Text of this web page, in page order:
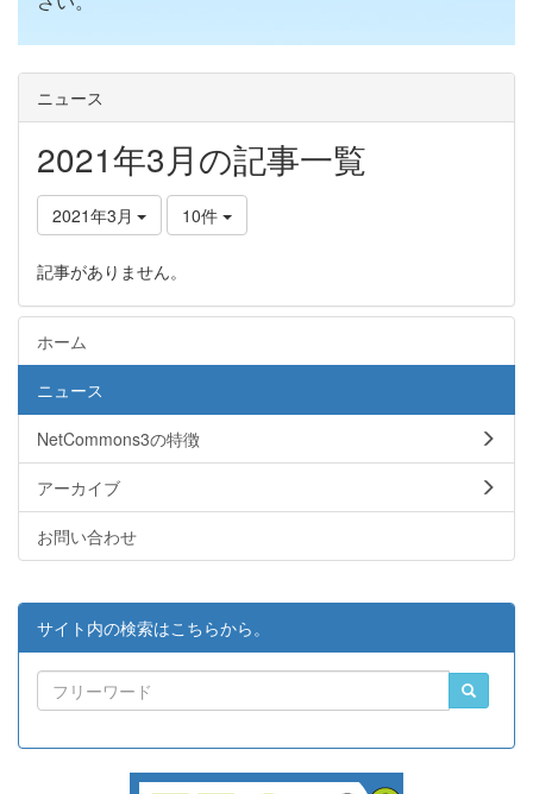
ニュース
2021年3月の記事一覧
2021年3月 10件
記事がありません。
ホーム
ニュース
NetCommons3の特徴
アーカイブ
お問い合わせ
サイト内の検索はこちらから。